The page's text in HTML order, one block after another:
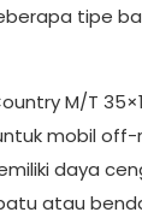
tipe
M/T
mobil
daya
atau